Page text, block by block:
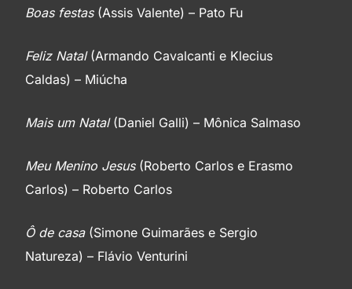
Boas festas(Assis Valente) – Pato Fu
Feliz Natal(Armando Cavalcanti e Klecius
Caldas) – Miúcha
Mais um Natal(Daniel Galli) – Mônica Salmaso
Meu Menino Jesus(Roberto Carlos e Erasmo
Carlos) – Roberto Carlos
Ô de casa(Simone Guimarães e Sergio
Natureza) – Flávio Venturini